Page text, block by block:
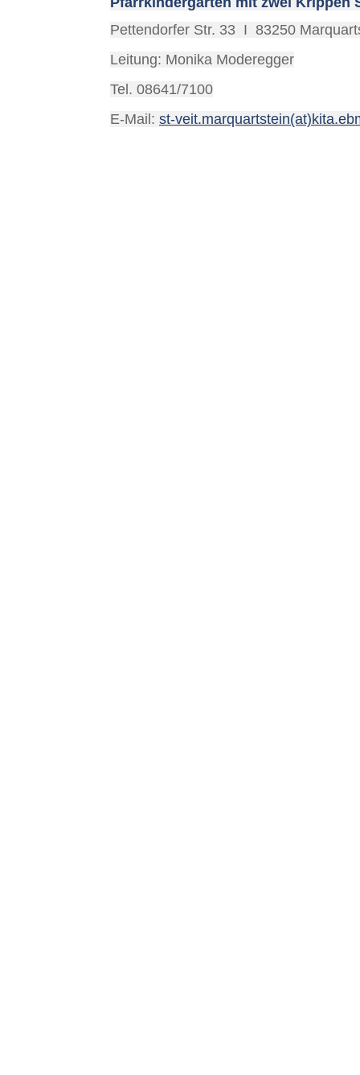
Pettendorfer Str. 33 I 83250
Leitung: Monika Moderegger
Tel. 08641/7100
E-Mail: st-